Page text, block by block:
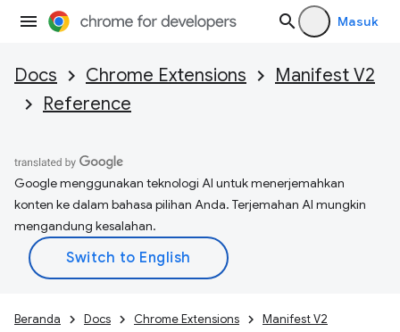
Masuk
Docs Chrome Extensions
Manifest V2
Reference
Google menggunakan teknologi AI untuk menerjemahkan
konten ke dalam bahasa pilihan Anda. Terjemahan AI mungkin
mengandung kesalahan.
Beranda Docs Chrome Extensions
Manifest V2